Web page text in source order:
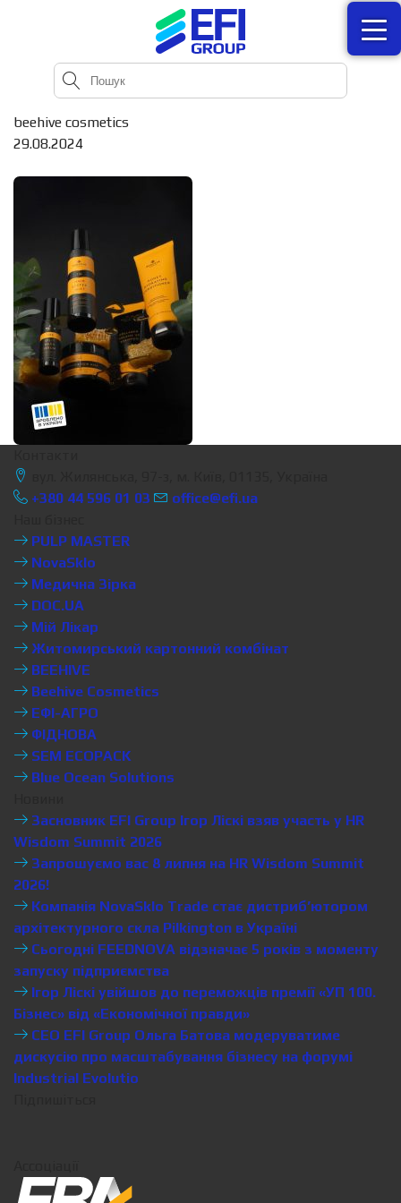
beehive cosmetics
29.08.2024
+380 44 596 01 03
office@efi.ua
PULP MASTER
NovaSklo
Медична Зірка
DOC.UA
Мій Лікар
Житомирський картонний комбінат
BEEHIVE
Beehive Cosmetics
ЕФІ-АГРО
ФІДНОВА
SEM ECOPACK
Blue Ocean Solutions
Засновник EFI Group Ігор Ліскі взяв участь у HR
Wisdom Summit 2026
Запрошуємо вас 8 липня на HR Wisdom Summit
2026!
Компанія NovaSklo Trade стає дистриб’ютором
архітектурного скла Pilkington в Україні
Сьогодні FEEDNOVA відзначає 5 років з моменту
запуску підприємства
Ігор Ліскі увійшов до переможців премії «УП 100.
Бізнес» від «Економічної правди»
CEO EFI Group Ольга Батова модеруватиме
дискусію про масштабування бізнесу на форумі
Industrial Evolutio